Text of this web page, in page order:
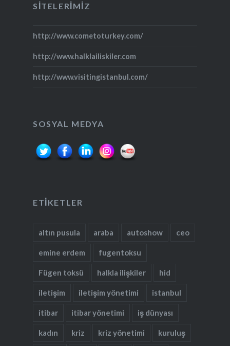
SITELERIMIZ
http://www.cometoturkey.com/
http://www.halklailiskiler.com
http://www.visitingistanbul.com/
SOSYAL MEDYA
ETIKETLER
altın pusula araba autoshow ceo
emine erdem fugentoksu
Fügen toksü halkla ilişkiler hid
iletişim iletişim yönetimi istanbul
itibar itibar yönetimi iş dünyası
kadın kriz kriz yönetimi kuruluş